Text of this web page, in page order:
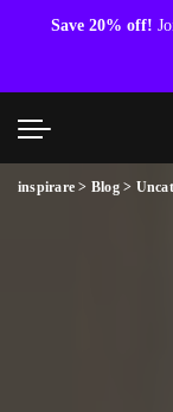
Save 20% off!
inspirare > Blog>